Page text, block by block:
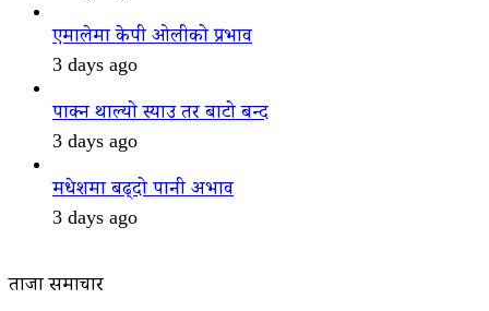
एमालेमा केपी ओलीको प्रभाव
3 days ago
पाक्न थाल्यो स्याउ तर बाटो बन्द
3 days ago
मधेशमा बढ्दो पानी अभाव
3 days ago
ताजा समाचार